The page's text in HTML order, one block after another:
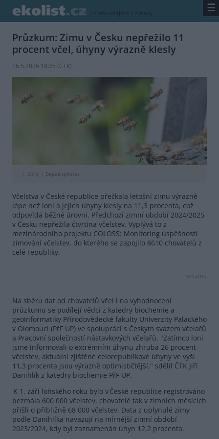
/ zpravodajství / zprávy ☰
Průzkum: Zimu v Česku nepřežilo 11
procent včel, úhyny výrazně klesly
16.5.2026 18:25 (ČTK)
Zdroj | Depositphotos
Včelstva v České republice přečkala letošní zimu výrazně
lépe než loni a jejich úhyny klesly na 11,3 procenta, což
odpovídá běžné úrovni. Předchozí zimní období 2024/2025
v Česku nepřežila čtvrtina včelstev. Vyplývá to z
mezinárodního projektu COLOSS: Monitoring úspěšnosti
zimování včelstev, do kterého se zapojilo 8610 chovatelů z
celé republiky.
reklama
Na sběru dat od chovatelů včel i na vyhodnocení
průzkumu se podílejí vědci z katedry biochemie a
geoinformatiky Přírodovědecké fakulty Univerzity Palackého
v Olomouci (PřF UP) ve spolupráci s Českým svazem včelařů
a Pracovní společností nástavkových včelařů. "Zatímco loni
jsme informovali o extrémním úhynu zhruba 26 procent
včelstev, aktuální zjištěné celorepublikové úhyny ve výši
11,3 procenta jsou výrazně optimističtější," sdělil ČTK Jiří
Danihlík z katedry biochemie PřF UP.
K 1. září loňského roku bylo v České republice registrováno
bezmála 600 000 včelstev, chovatelé tak v zimních měsících
přišli o přibližně 68 000 včelstev. Data z uplynulé zimy
podle Danihlíka navazují na mírnější zimní období
2023/2024, kdy byl zaznamenán úhyn 12,2 procenta.